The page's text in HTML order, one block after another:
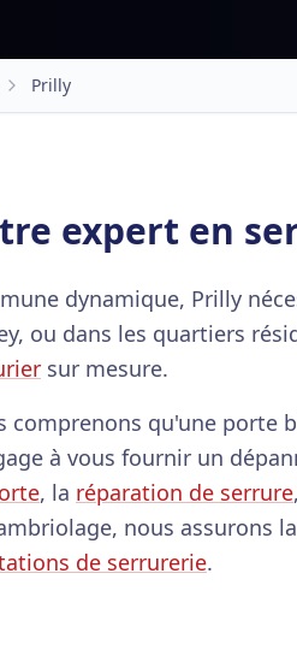
Prilly
expert en
dynamique, Prilly
ou dans les quartiers
sur mesure.
comprenons qu'une porte
à vous fournir un
, la réparation de serrure
nous assurons la
de serrurerie.